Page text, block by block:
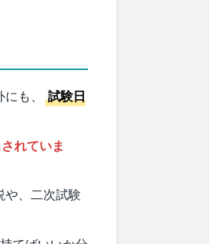
も、
試験日
れていま
や、二次試験